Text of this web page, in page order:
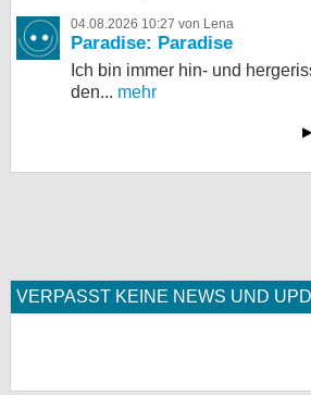
04.08.2026 10:27 von Lena
Paradise: Paradise
Ich bin immer hin- und
den... mehr
VERPASST KEINE NEWS UND